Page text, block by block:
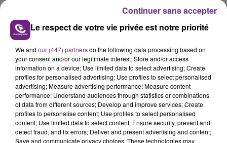
L'INSPECTION DU TRAVAIL RAPPELLE À
L'ORDRE SUR LES CONDITIONS DE...
Alors que les dates de début des vendange 2026
s'est avéré être plus précoce que prévu,
l'inspection du Travail en profite pour rappeler
Le respect de votre vie privée est notre priorité
We and our (447) partnersdo the following data processing based on
your consent and/or our legitimate interest: Store and/or access
information on a device; Use limited data to select advertising; Create
profiles for personalised advertising; Use profiles to select personalised
advertising; Measure advertising performance; Measure content
performance; Understand audiences through statistics or combinations
of data from different sources; Develop and improve services; Create
profiles to personalise content; Use profiles to select personalised
content; Use limited data to select content; Ensure security, prevent and
detect fraud, and fix errors; Deliver and present advertising and content;
Save and communicate privacy choices. These technologies may
Continuer sans accepter